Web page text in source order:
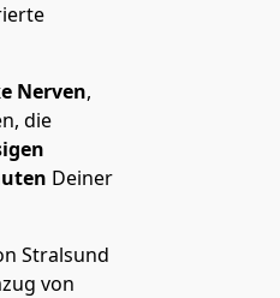
Nerven,
die
Deiner
Stralsund
von